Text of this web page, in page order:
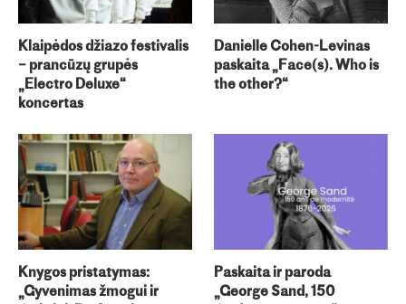
Klaipėdos džiazo festivalis
– prancūzų grupės
„Electro Deluxe“
koncertas
Danielle Cohen-Levinas
paskaita „Face(s). Who is
the other?“
Knygos pristatymas:
„Gyvenimas žmogui ir
Paskaita ir paroda
„George Sand, 150